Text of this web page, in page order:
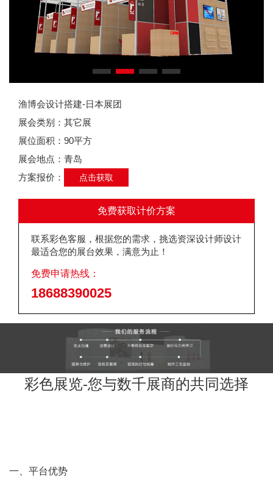
渔博会设计搭建-日本展团
展会类别：其它展
展位面积：90平方
展会地点：青岛
方案报价：
点击获取
免费获取计价方案
联系彩色客服，根据您的需求，挑选资深设计师设计
最适合您的展台效果，满意为止！
免费申请热线：
18688390025
彩色展览-您与数千展商的共同选择
一、平台优势